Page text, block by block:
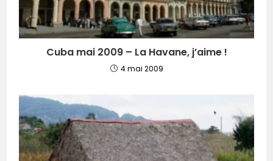
Cuba mai 2009 – La Havane, j’aime !
4 mai 2009